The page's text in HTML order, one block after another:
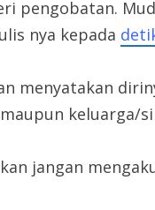
pengobatan.
nya kepada
menyatakan
keluarga/
jangan